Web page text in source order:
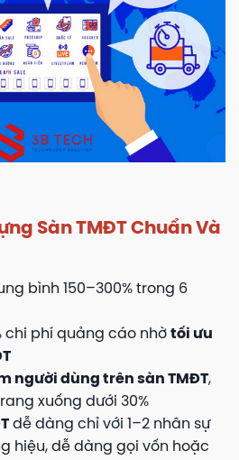
Sàn TMĐT Chuẩn Và
bình 150–300% trong 6
chi phí quảng cáo nhờ tối ưu
người dùng trên sàn TMĐT,
xuống dưới 30%
dễ dàng chỉ với 1–2 nhân sự
hiệu, dễ dàng gọi vốn hoặc